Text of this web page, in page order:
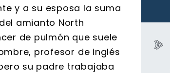
y a su esposa la suma
amianto North
de pulmón que suele
profesor de inglés
su padre trabajaba